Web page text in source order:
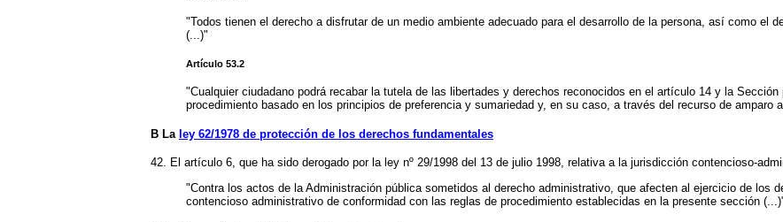
"Todos tienen el derecho a disfrutar de un medio ambiente adecuado para el desarrollo de la persona, así como el
(...)"
Artículo 53.2
"Cualquier ciudadano podrá recabar la tutela de las libertades y derechos reconocidos en el artículo 14 y la
procedimiento basado en los principios de preferencia y sumariedad y, en su caso, a través del recurso de amparo
B La ley 62/1978 de protección de los derechos fundamentales
42. El artículo 6, que ha sido derogado por la ley nº 29/1998 del 13 de julio 1998, relativa a la jurisdicción contencioso-
"Contra los actos de la Administración pública sometidos al derecho administrativo, que afecten al ejercicio de los
contencioso administrativo de conformidad con las reglas de procedimiento establecidas en la presente sección